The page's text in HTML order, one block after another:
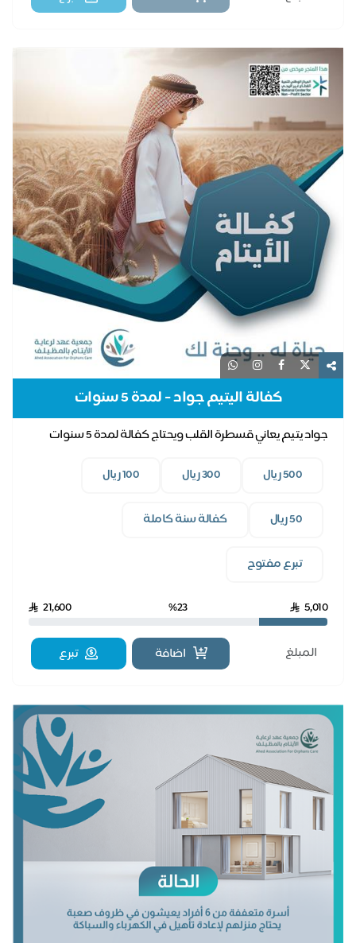
كفالة اليتيم جواد - لمدة 5 سنوات
جواد يتيم يعاني قسطرة القلب ويحتاج كفالة لمدة 5 سنوات
كفالة سنة كاملة
تبرع مفتوح
5,010
21,600
اضافة تبرع